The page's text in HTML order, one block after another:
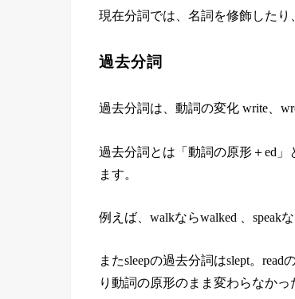
現在分詞では、名詞を修飾したり
過去分詞
過去分詞は、動詞の変化 write、
過去分詞とは「動詞の原形＋ed
ます。
例えば、walkならwalked 、speak
またsleepの過去分詞はslept。
り動詞の原形のまま変わらなかっ